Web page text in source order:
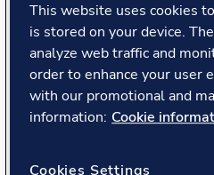
Hvorfor starte
DNV?
I DNV tror vi på å gi folk
forskjell. Når du starter hos
This website uses cookies
is stored on your device.
analyze web traffic and
order to enhance your user
with our promotional and
information: Cookie
Cookies Settings